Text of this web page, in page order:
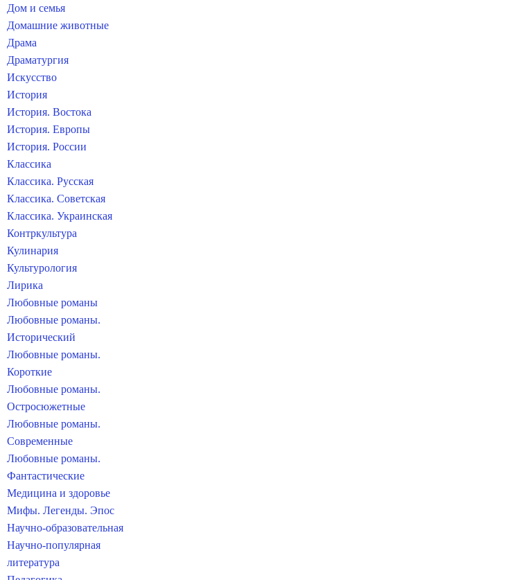
Дом и семья
Домашние животные
Драма
Драматургия
Искусство
История
История. Востока
История. Европы
История. России
Классика
Классика. Русская
Классика. Советская
Классика. Украинская
Контркультура
Кулинария
Культурология
Лирика
Любовные романы
Любовные романы.
Исторический
Любовные романы.
Короткие
Любовные романы.
Остросюжетные
Любовные романы.
Современные
Любовные романы.
Фантастические
Медицина и здоровье
Мифы. Легенды. Эпос
Научно-образовательная
Научно-популярная
литература